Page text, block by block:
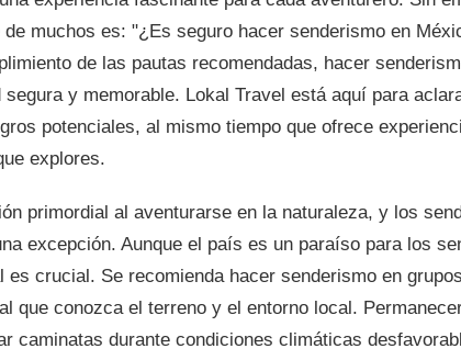
muchos es: "¿Es seguro hacer senderismo en
de las pautas recomendadas, hacer
y memorable. Lokal Travel está aquí para
potenciales, al mismo tiempo que ofrece
explores.
primordial al aventurarse en la naturaleza, y los
excepción. Aunque el país es un paraíso para los
es crucial. Se recomienda hacer senderismo en
que conozca el terreno y el entorno local.
caminatas durante condiciones climáticas